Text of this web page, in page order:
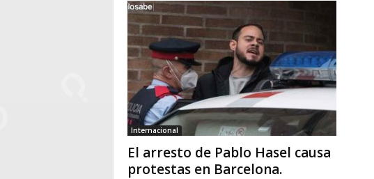
Internacional
El arresto de Pablo Hasel causa
protestas en Barcelona.